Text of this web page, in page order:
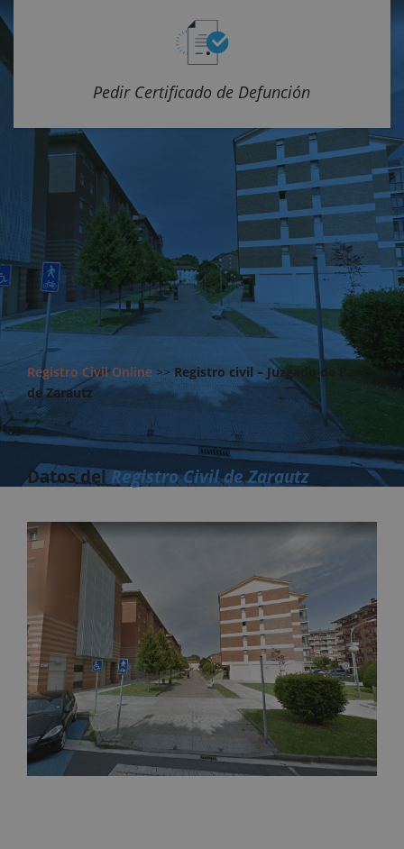
Pedir Certificado de Defunción
Registro Civil Online >> Registro civil – Juzgado de Paz
de Zarautz
Datos delRegistro Civil de Zarautz